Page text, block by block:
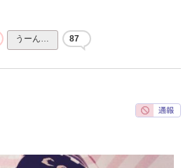
うーん… 87